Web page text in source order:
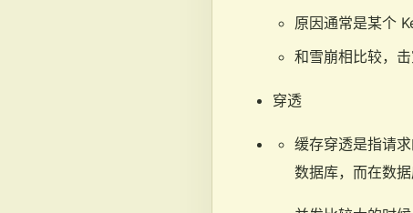
原因通常是某个
和雪崩相比较，击
穿透
缓存穿透是指请
数据库，而在数